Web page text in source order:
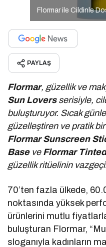
Flormar ile Cildinle
PAYLAŞ
Flormar, güzellik ve
Sun Loversserisiyle,
buluşturuyor. Sıcak
güzelleştiren ve pratik
Flormar Sunscreen
Baseve Flormar
güzellik ritüelinin
70’ten fazla ülkede,
noktasında yüksek
ürünlerini mutlu
buluşturan Flormar,
sloganıyla kadınların